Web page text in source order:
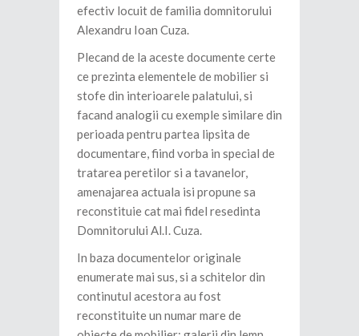
efectiv locuit de familia domnitorului
Alexandru Ioan Cuza.
Plecand de la aceste documente certe
ce prezinta elementele de mobilier si
stofe din interioarele palatului, si
facand analogii cu exemple similare din
perioada pentru partea lipsita de
documentare, fiind vorba in special de
tratarea peretilor si a tavanelor,
amenajarea actuala isi propune sa
reconstituie cat mai fidel resedinta
Domnitorului Al.I. Cuza.
In baza documentelor originale
enumerate mai sus, si a schitelor din
continutul acestora au fost
reconstituite un numar mare de